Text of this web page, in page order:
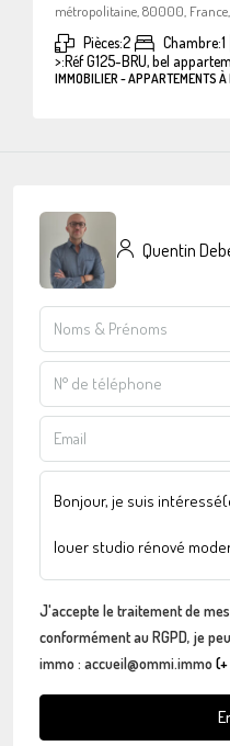
métropolitaine, 80000,
Pièces:2 Chambre:1
>:Réf G125-BRU, bel
IMMOBILIER - APPARTEMENTS À
Quentin
J'accepte le traitement de
conformément au RGPD, je
immo : accueil@ommi.immo